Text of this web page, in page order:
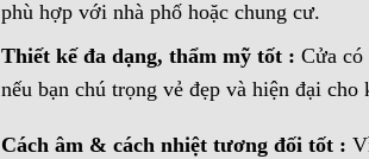
phù hợp với nhà phố hoặc chung cư.
Thiết kế đa dạng, thẩm mỹ tốt : Cửa có
nếu bạn chú trọng vẻ đẹp và hiện đại cho
Cách âm & cách nhiệt tương đối tốt :